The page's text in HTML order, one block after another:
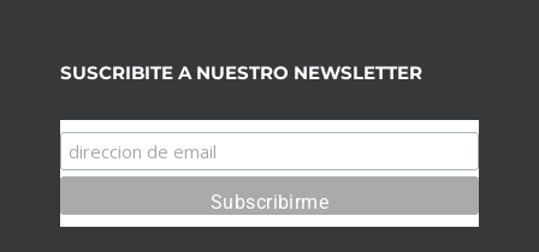
SUSCRIBITE A NUESTRO NEWSLETTER